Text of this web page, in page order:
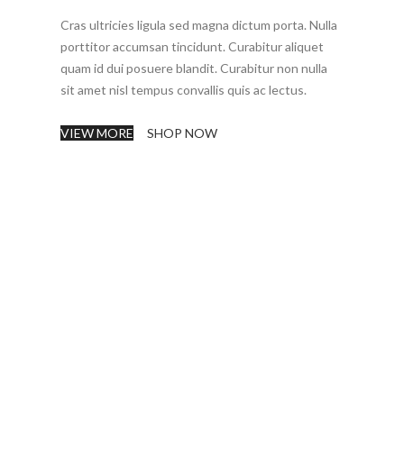
Cras ultricies ligula sed magna dictum porta. Nulla
porttitor accumsan tincidunt. Curabitur aliquet
quam id dui posuere blandit. Curabitur non nulla
sit amet nisl tempus convallis quis ac lectus.
VIEW MORE SHOP NOW